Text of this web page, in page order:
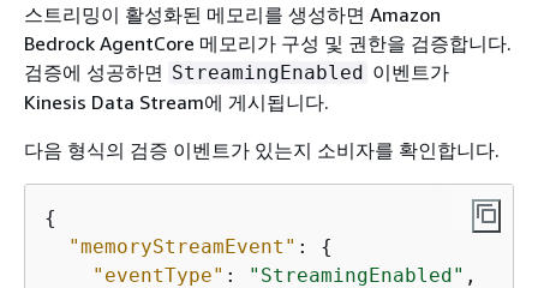
스트리밍이 활성화된 메모리를 생성하면 Amazon
Bedrock AgentCore 메모리가 구성 및 권한을 검증합니다.
검증에 성공하면 StreamingEnabled 이벤트가
Kinesis Data Stream에 게시됩니다.
다음 형식의 검증 이벤트가 있는지 소비자를 확인합니다.
{
"memoryStreamEvent" : {
"eventType" : "StreamingEnabled" ,